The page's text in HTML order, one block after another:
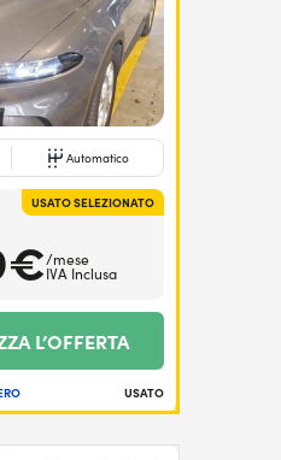
Automatico
USATO SELEZIONATO
/mese
IVA Inclusa
L’OFFERTA
USATO